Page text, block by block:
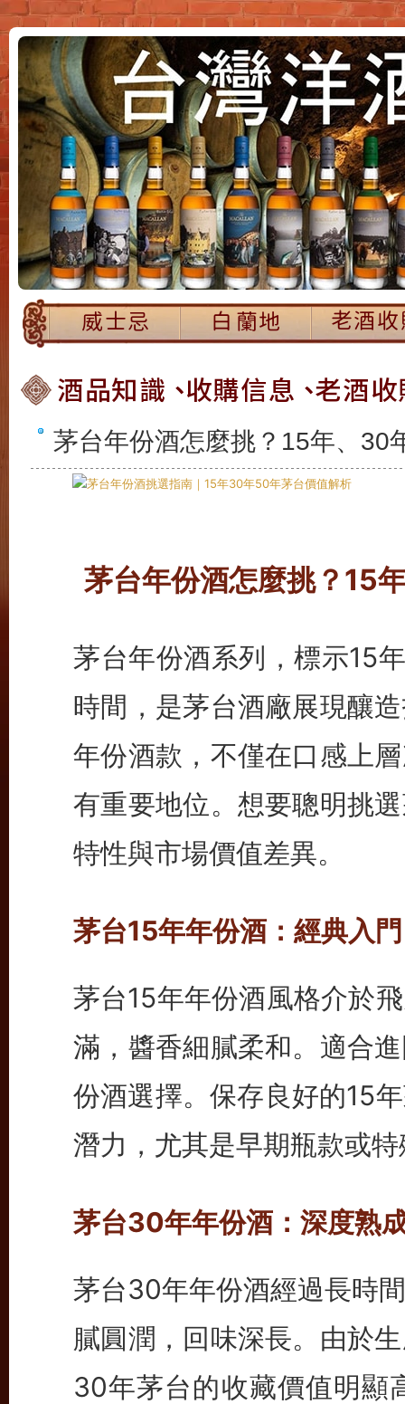
茅台年份酒怎麼挑？15年、30
茅台年份酒怎麼挑？15
茅台年份酒系列，標示15
時間，是茅台酒廠展現釀
年份酒款，不僅在口感上
有重要地位。想要聰明挑
特性與市場價值差異。
茅台15年年份酒：經典入
茅台15年年份酒風格介於
滿，醬香細膩柔和。適合
份酒選擇。保存良好的15
潛力，尤其是早期瓶款或
茅台30年年份酒：深度熟
茅台30年年份酒經過長時
膩圓潤，回味深長。由於
30年茅台的收藏價值明顯